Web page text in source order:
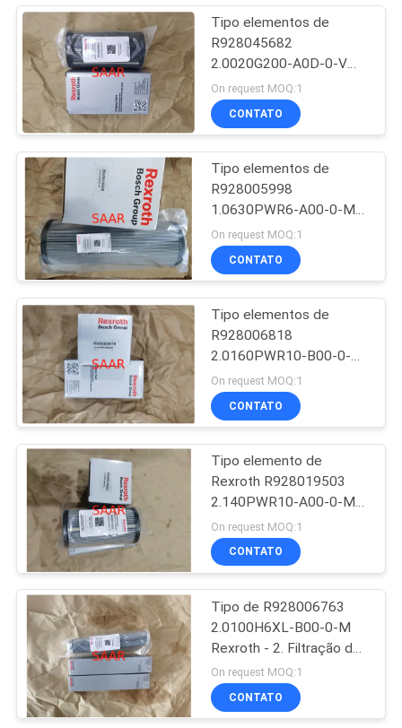
DO
SITE
PRIVACY
POLICY
Yuken
Válvula hidráulica de
Yuken
88
Elemento de filtro
de Hydac
elemento de filtro
Tipo elementos de
R928045682
2.0020G200-A0D-0-V
Rexroth de filtro de
2.0020G
On request MOQ:1
CONTATO
Tipo elementos de
R928005998
1.0630PWR6-A00-0-M
Rexroth de filtro de
1.0630PWR6
On request MOQ:1
CONTATO
Tipo elementos de
R928006818
2.0160PWR10-B00-0-M
Rexroth de filtro de
2.0160PWR10
On request MOQ:1
CONTATO
Tipo elemento de
Rexroth R928019503
2.140PWR10-A00-0-M
de filtro hidráulico
On request MOQ:1
CONTATO
Tipo de R928006763
2.0100H6XL-B00-0-M
Rexroth - 2. Filtração dos
elementos de filtro 1um
do tamanho
On request MOQ:1
CONTATO